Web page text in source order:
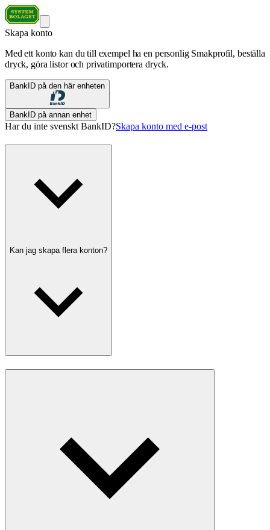
Skapa konto
Med ett konto kan du till exempel ha en personlig Smakprofil, beställa
dryck, göra listor och privatimportera dryck.
BankID på den här enheten
BankID på annan enhet
Har du inte svenskt BankID?Skapa konto med e-post
Kan jag skapa flera konton?